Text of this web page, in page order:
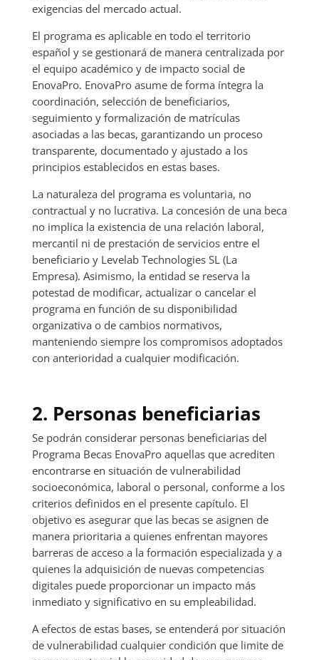
exigencias del mercado actual.
El programa es aplicable en todo el territorio
español y se gestionará de manera centralizada por
el equipo académico y de impacto social de
EnovaPro. EnovaPro asume de forma íntegra la
coordinación, selección de beneficiarios,
seguimiento y formalización de matrículas
asociadas a las becas, garantizando un proceso
transparente, documentado y ajustado a los
principios establecidos en estas bases.
La naturaleza del programa es voluntaria, no
contractual y no lucrativa. La concesión de una beca
no implica la existencia de una relación laboral,
mercantil ni de prestación de servicios entre el
beneficiario y Levelab Technologies SL (La
Empresa). Asimismo, la entidad se reserva la
potestad de modificar, actualizar o cancelar el
programa en función de su disponibilidad
organizativa o de cambios normativos,
manteniendo siempre los compromisos adoptados
con anterioridad a cualquier modificación.
2. Personas beneficiarias
Se podrán considerar personas beneficiarias del
Programa Becas EnovaPro aquellas que acrediten
encontrarse en situación de vulnerabilidad
socioeconómica, laboral o personal, conforme a los
criterios definidos en el presente capítulo. El
objetivo es asegurar que las becas se asignen de
manera prioritaria a quienes enfrentan mayores
barreras de acceso a la formación especializada y a
quienes la adquisición de nuevas competencias
digitales puede proporcionar un impacto más
inmediato y significativo en su empleabilidad.
A efectos de estas bases, se entenderá por situación
de vulnerabilidad cualquier condición que limite de